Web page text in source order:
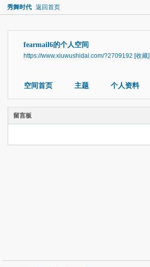
秀舞时代 返回首页
fearmail6的个人空间
https://www.xiuwushidai.com/?2709192 [收藏]
空间首页 主题 个人资料
留言板